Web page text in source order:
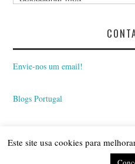
Envie-nos um email!
Blogs Portugal
© 2026 BLOGUE
Este site usa cookies para